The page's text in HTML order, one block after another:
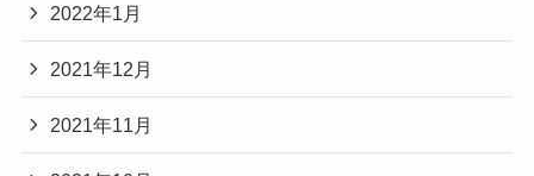
2022年1月
2021年12月
2021年11月